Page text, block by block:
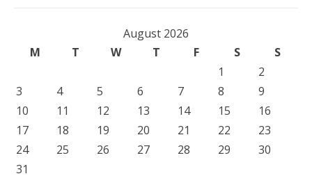
August 2026
M
T W T F S
S
1
2
3
4 5 6 7 8
9
10
11 12 13 14 15
16
17
18 19 20 21 22
23
24
25 26 27 28 29
30
31